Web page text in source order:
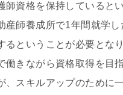
師資格を保持していると
産師養成所で1年間就学
るということが必要とな
働きながら資格取得を目
、スキルアップのために